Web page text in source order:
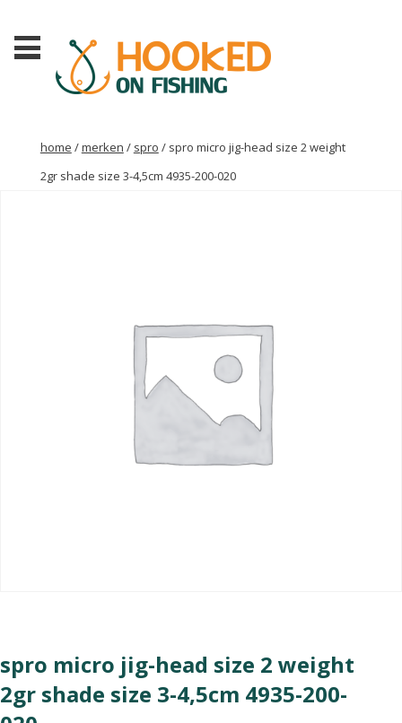
home /merken / spro / spro micro jig-head size 2 weight
2gr shade size 3-4,5cm 4935-200-020
spro micro jig-head size 2 weight
2gr shade size 3-4,5cm 4935-200-